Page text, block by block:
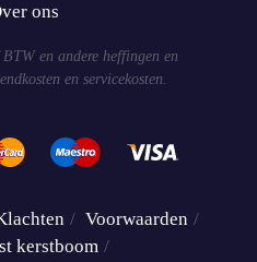
ons
en andere heffingen en
en servicekosten.
Voorwaarden
kerstboom